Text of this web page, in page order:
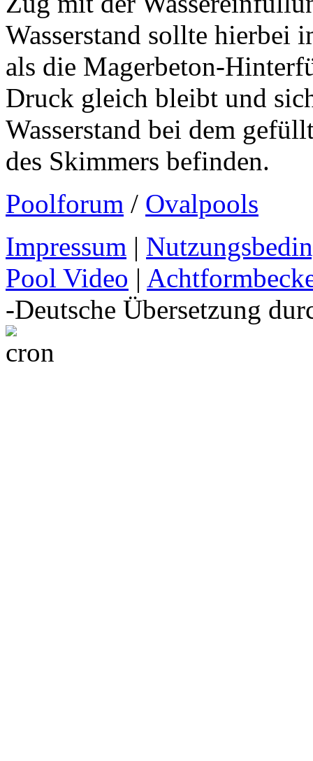
Wasserstand sollte hierbei
als die Magerbeton-
Druck gleich bleibt und
Wasserstand bei dem
des Skimmers befinden.
Poolforum / Ovalpools
Impressum |
Pool Video |
-Deutsche Übersetzung